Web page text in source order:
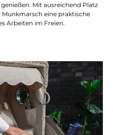
Mit ausreichend Platz
eine praktische
Arbeiten im Freien.